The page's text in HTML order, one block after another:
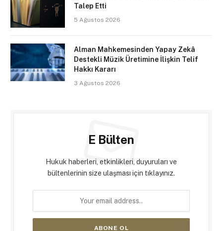
Talep Etti
5 Ağustos 2026
Alman Mahkemesinden Yapay Zekâ
Destekli Müzik Üretimine İlişkin Telif
Hakkı Kararı
3 Ağustos 2026
E Bülten
Hukuk haberleri, etkinlikleri, duyuruları ve
bültenlerinin size ulaşması için tıklayınız.